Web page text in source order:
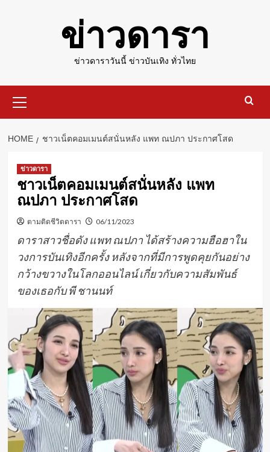
ข่าวดารา
ข่าวดาราวันนี้ ข่าวบันเทิง ทั่วไทย
Menu
HOME ชาวเน็ตคอมเมนต์สนั่นหลัง แพท ณปภา ประกาศโสด
ข่าวดารา
ชาวเน็ตคอมเมนต์สนั่นหลัง แพท
ณปภา ประกาศโสด
ตามติดชีวิตดารา 06/11/2023
ดาราสาวชื่อดัง แพท ณปภา ได้สร้างความฮือฮาใน
วงการบันเทิงอีกครั้ง หลังจากที่มีการพูดคุยกันอย่าง
กว้างขวางในโลกออนไลน์ เกี่ยวกับความสัมพันธ์
ของเธอกับ พี ชานนท์